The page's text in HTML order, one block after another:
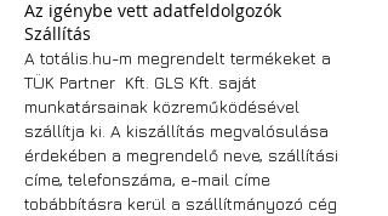
Az igénybe vett adatfeldolgozók
Szállítás
A totális.hu-m megrendelt termékeket a
TÜK Partner Kft. GLS Kft. saját
munkatársainak közreműködésével
szállítja ki. A kiszállítás megvalósulása
érdekében a megrendelő neve, szállítási
címe, telefonszáma, e-mail címe
tobábbításra kerül a szállítmányozó cég